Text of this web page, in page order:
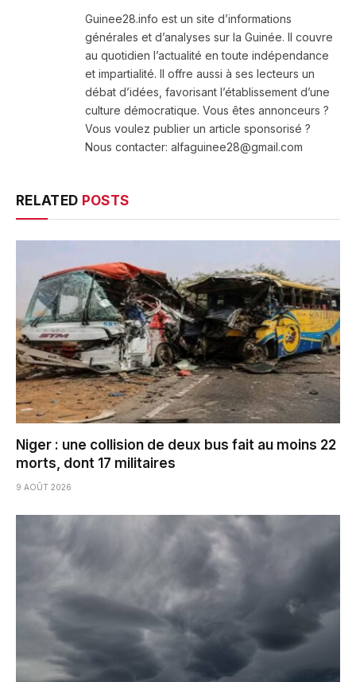
Guinee28.info est un site d’informations
générales et d’analyses sur la Guinée. Il couvre
au quotidien l’actualité en toute indépendance
et impartialité. Il offre aussi à ses lecteurs un
débat d’idées, favorisant l’établissement d’une
culture démocratique. Vous êtes annonceurs ?
Vous voulez publier un article sponsorisé ?
Nous contacter: alfaguinee28@gmail.com
RELATED POSTS
Niger : une collision de deux bus fait au moins 22
morts, dont 17 militaires
9 AOÛT 2026